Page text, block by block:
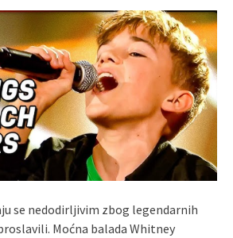
se nedodirljivim zbog legendarnih
Moćna balada Whitney